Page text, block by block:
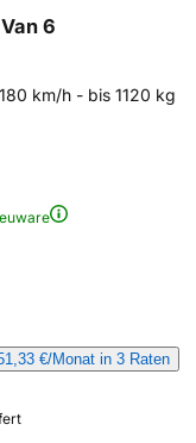
6
km/h - bis 1120 kg
€/Monat in 3 Raten